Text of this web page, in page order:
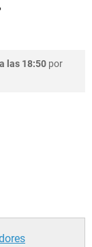
las 18:50 por